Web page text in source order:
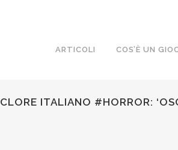
ARTICOLI COS’È UN
ITALIANO #HORROR: